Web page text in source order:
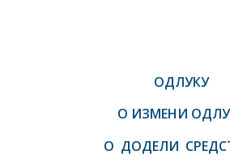
ОДЛУКУ
О ИЗМЕНИ
О ДОДЕЛИ